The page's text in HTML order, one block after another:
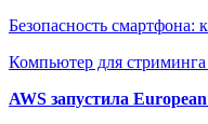
Безопасность
Компьютер для
AWS запустила